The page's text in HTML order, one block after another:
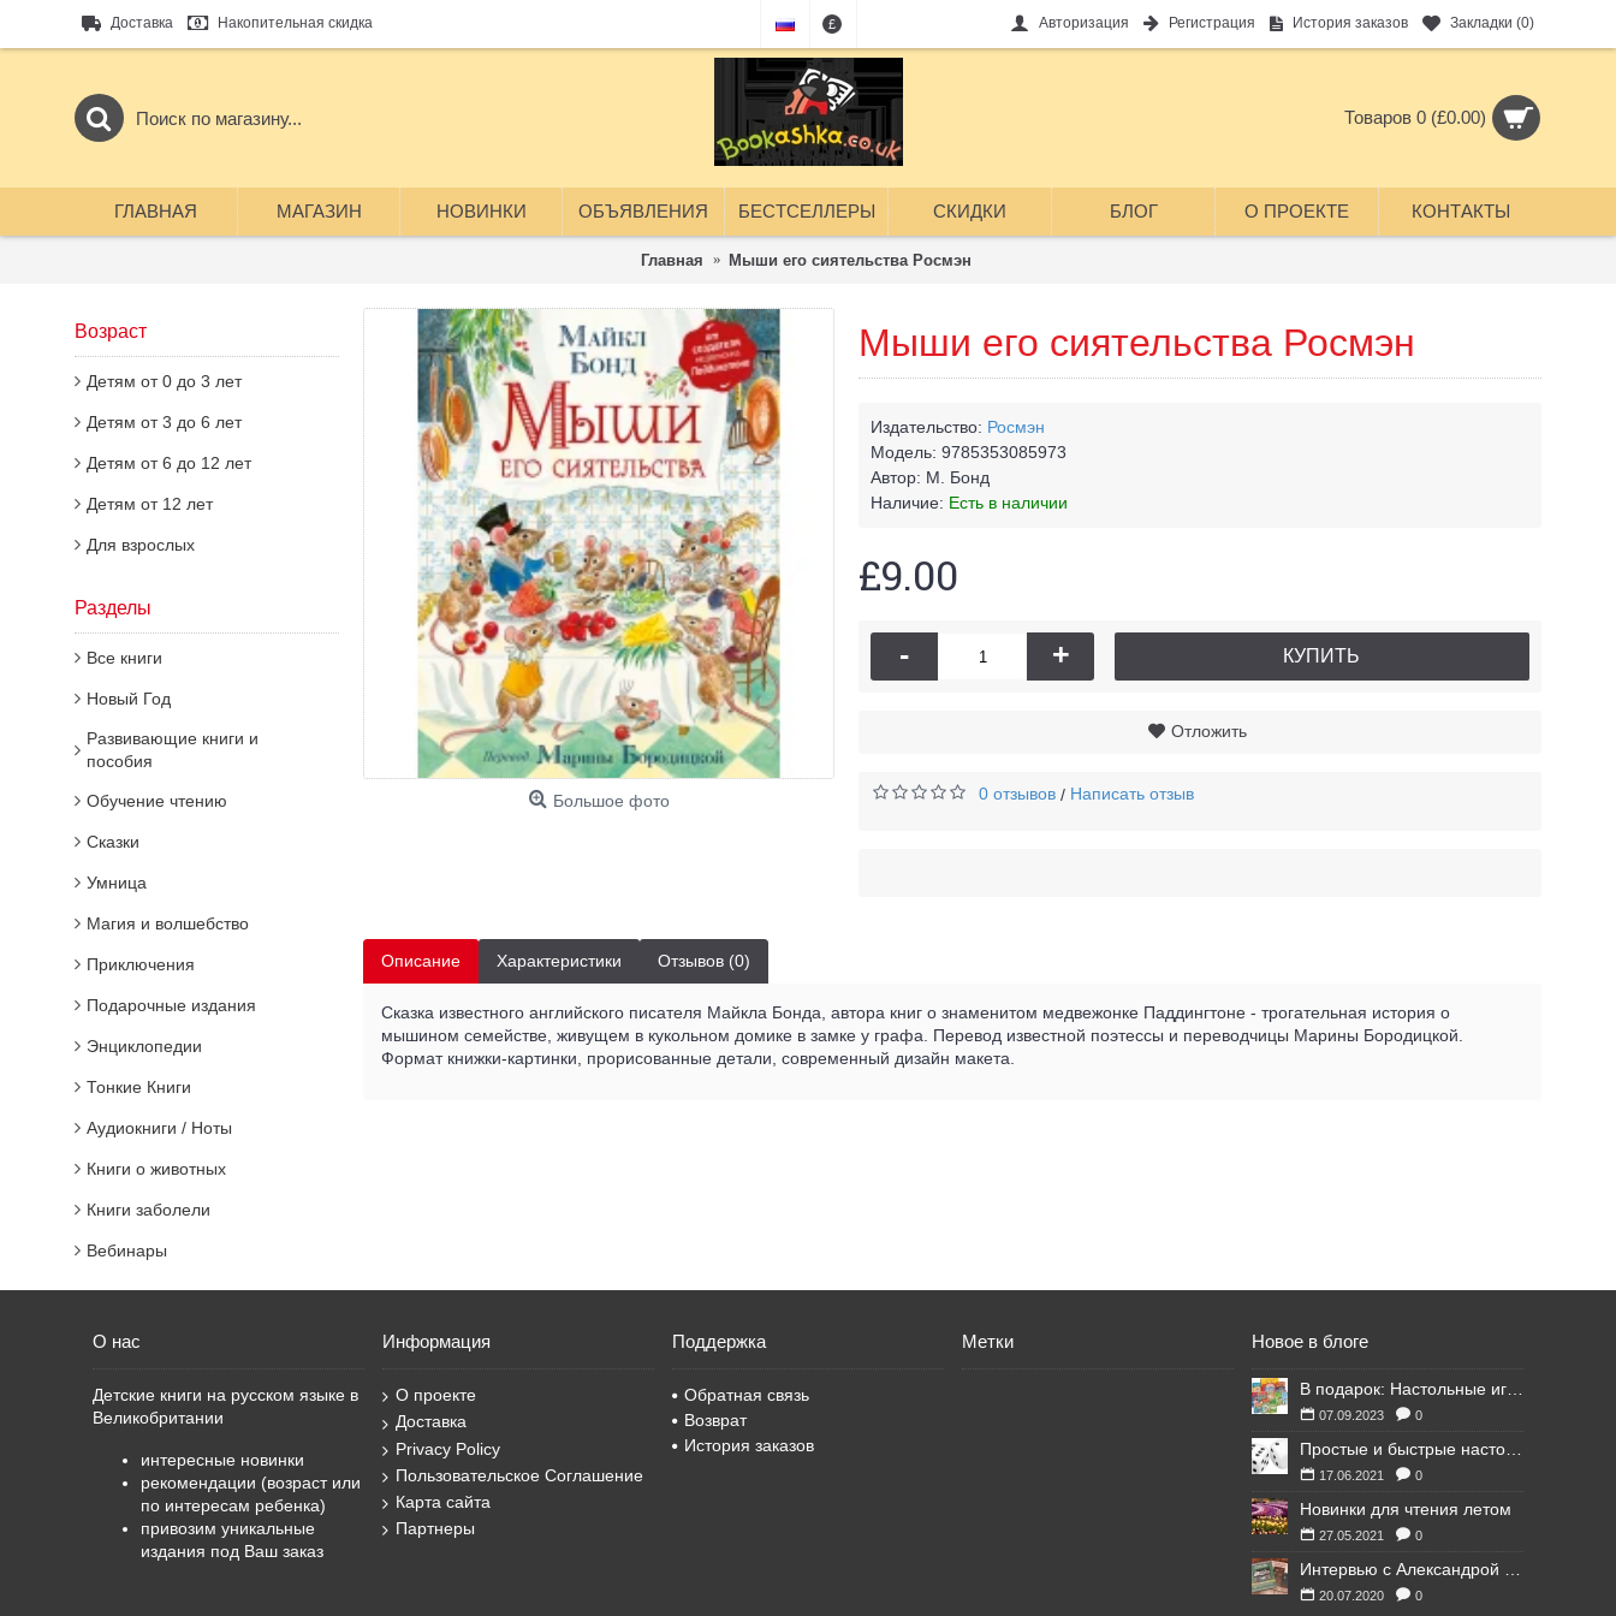
Доставка Накопительная скидка £ Авторизация Регистрация История заказов Закладки (0)
Товаров 0 (£0.00)
ГЛАВНАЯ МАГАЗИН НОВИНКИ ОБЪЯВЛЕНИЯ БЕСТСЕЛЛЕРЫ СКИДКИ БЛОГ О ПРОЕКТЕ КОНТАКТЫ
Главная Мыши его сиятельства Росмэн
Возраст
Детям от 0 до 3 лет
Детям от 3 до 6 лет
Детям от 6 до 12 лет
Детям от 12 лет
Для взрослых
Разделы
Все книги
Новый Год
Развивающие книги и
пособия
Обучение чтению
Сказки
Умница
Магия и волшебство
Приключения
Подарочные издания
Энциклопедии
Тонкие Книги
Аудиокниги / Ноты
Книги о животных
Книги заболели
Вебинары
Большое фото
Мыши его сиятельства Росмэн
Издательство: Росмэн
Модель: 9785353085973
Автор: М. Бонд
Наличие: Есть в наличии
£9.00
- + КУПИТЬ
Отложить
0 отзывов / Написать отзыв
Описание Характеристики Отзывов (0)
Сказка известного английского писателя Майкла Бонда, автора книг о знаменитом медвежонке Паддингтоне - трогательная история о
мышином семействе, живущем в кукольном домике в замке у графа. Перевод известной поэтессы и переводчицы Марины Бородицкой.
Формат книжки-картинки, прорисованные детали, современный дизайн макета.
О нас
Детские книги на русском языке в
Великобритании
интересные новинки
рекомендации (возраст или
по интересам ребенка)
привозим уникальные
издания под Ваш заказ
Информация
О проекте
Доставка
Privacy Policy
Пользовательское Соглашение
Карта сайта
Партнеры
Поддержка
Обратная связь
Возврат
История заказов
Метки Новое в блоге
07.09.2023 0
17.06.2021 0
Новинки для чтения летом
27.05.2021 0
20.07.2020 0